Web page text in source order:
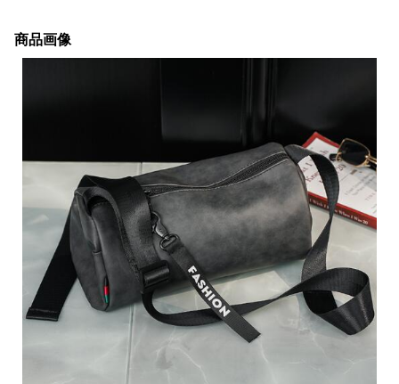
商品画像